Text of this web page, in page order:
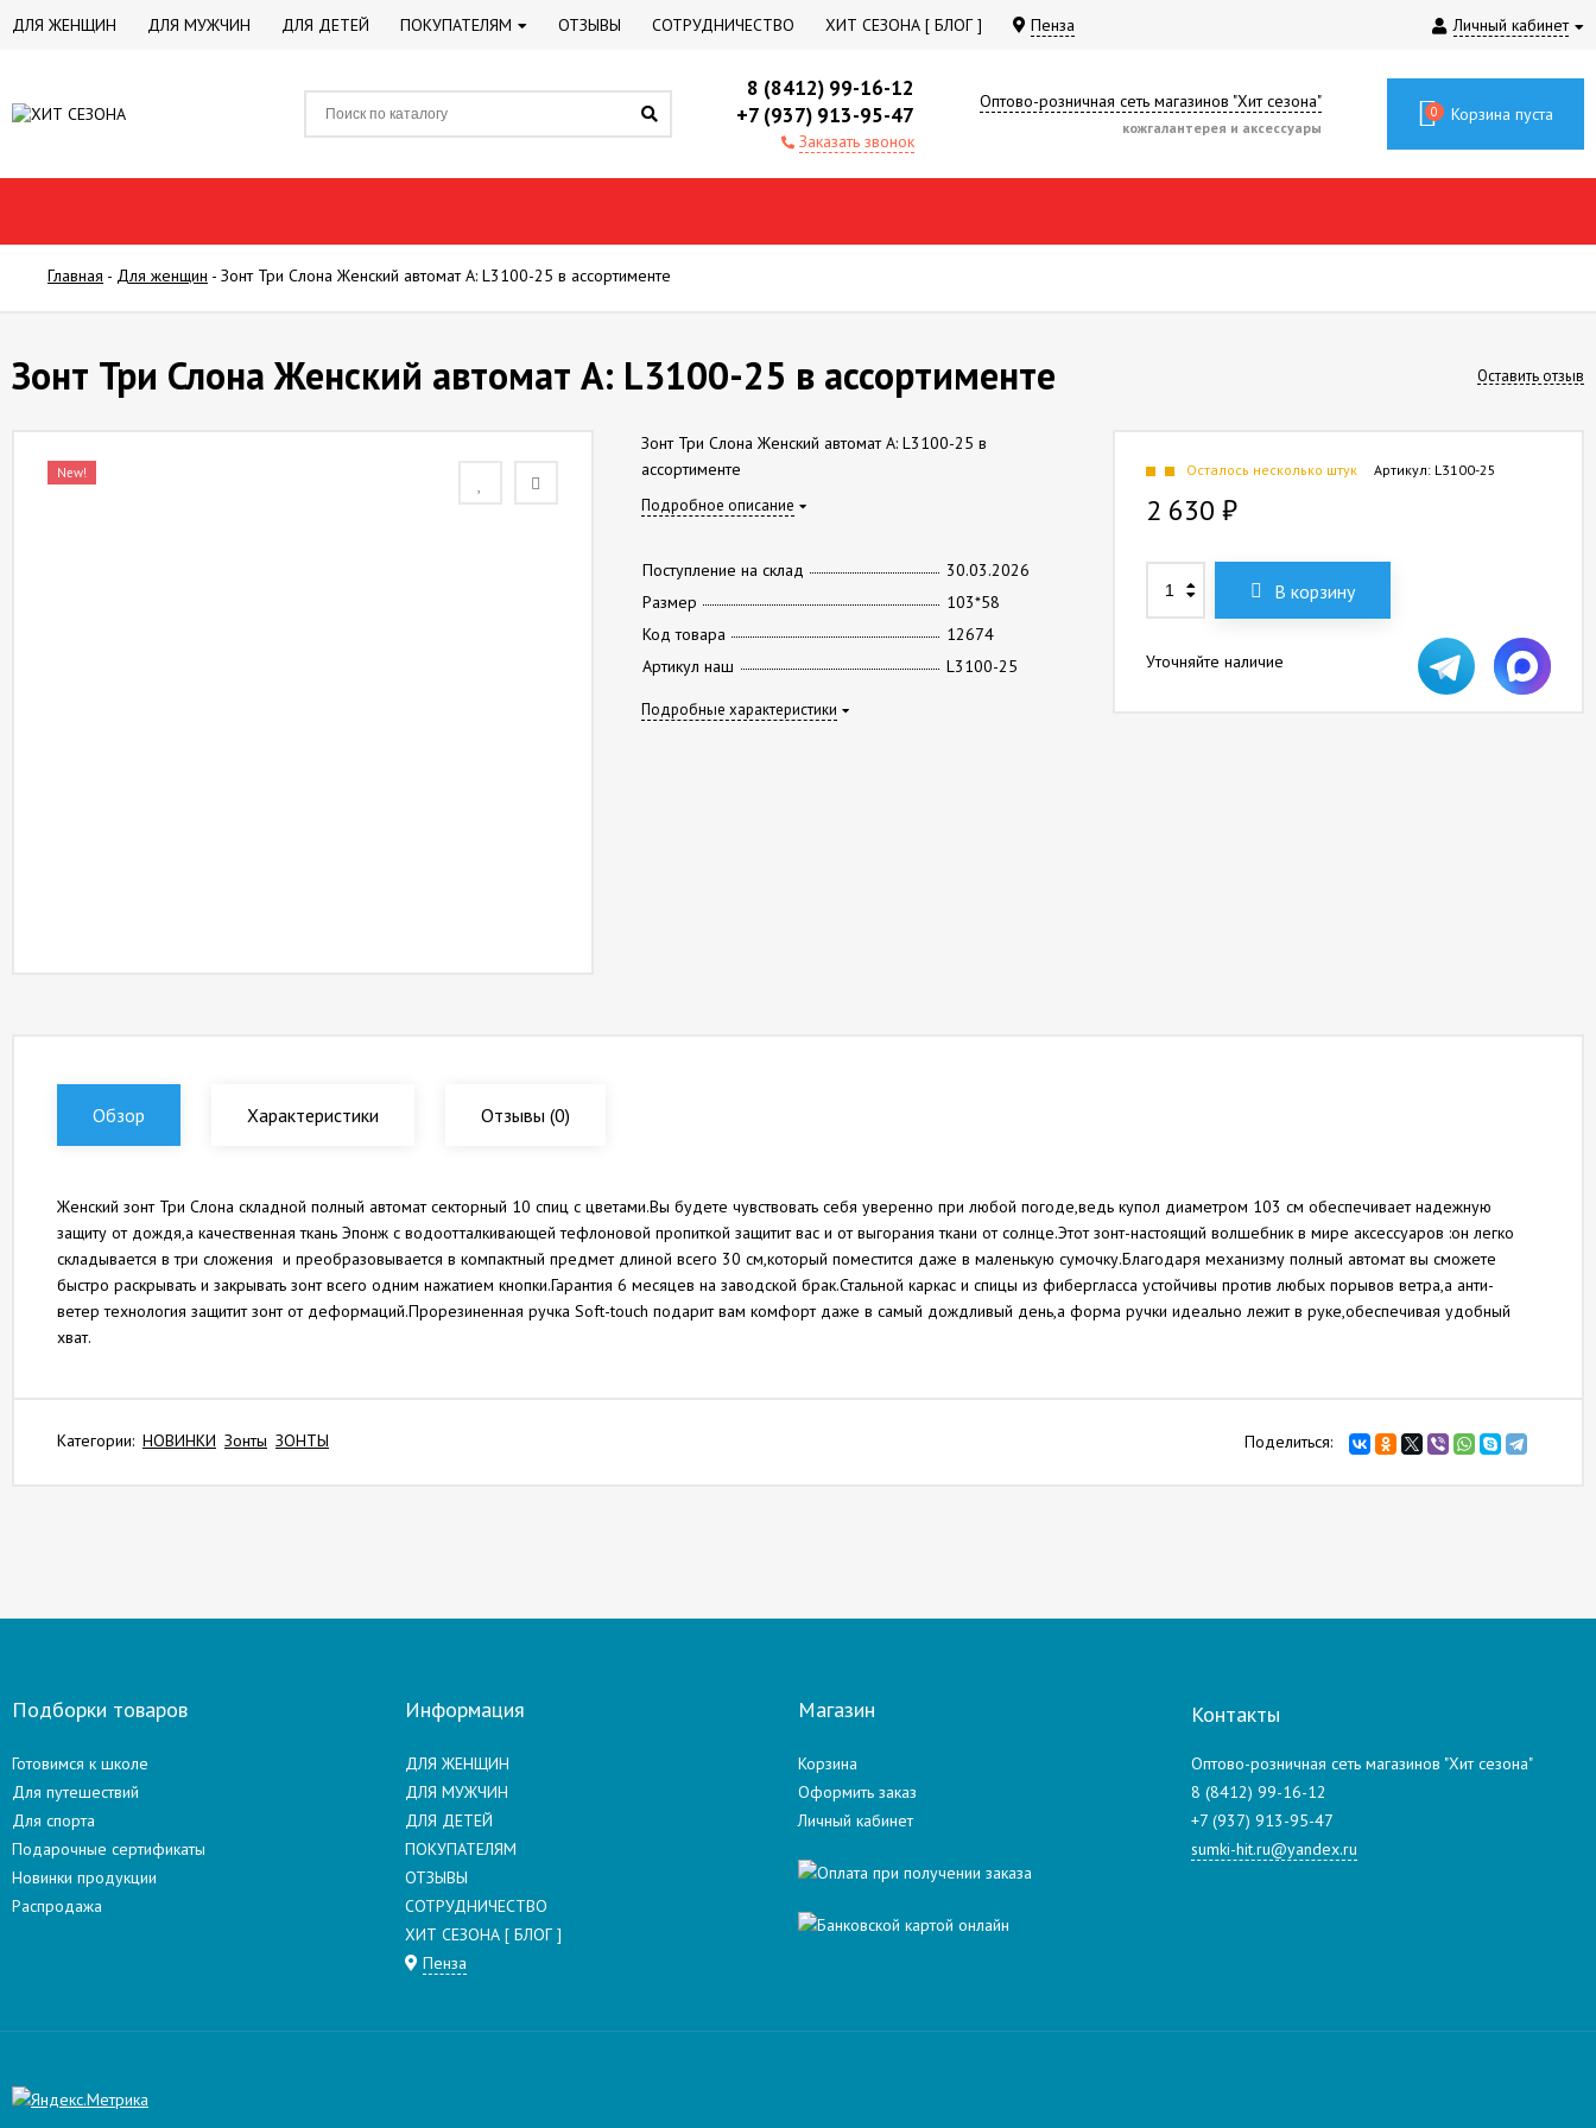
Личный кабинет
ДЛЯ ЖЕНЩИН ДЛЯ МУЖЧИН ДЛЯ ДЕТЕЙ ПОКУПАТЕЛЯМ ОТЗЫВЫ СОТРУДНИЧЕСТВО ХИТ СЕЗОНА [ БЛОГ ] Пенза
8 (8412) 99-16-12
+7 (937) 913-95-47
Заказать звонок
Оптово-розничная сеть магазинов "Хит сезона"
кожгалантерея и аксессуары
0 Корзина пуста
Главная - Для женщин - Зонт Три Слона Женский автомат А: L3100-25 в ассортименте
Зонт Три Слона Женский автомат А: L3100-25 в ассортименте Оставить отзыв
New!
Зонт Три Слона Женский автомат А: L3100-25 в
ассортименте
Подробное описание
Поступление на склад
30.03.2026
Размер
103*58
Код товара
12674
Артикул наш
L3100-25
Подробные характеристики
Артикул: L3100-25
Осталось несколько штук
2 630 ₽
В корзину
Уточняйте наличие
Обзор Характеристики Отзывы (0)
Женский зонт Три Слона складной полный автомат секторный 10 спиц с цветами.Вы будете чувствовать себя уверенно при любой погоде,ведь купол диаметром 103 см обеспечивает надежную
защиту от дождя,а качественная ткань Эпонж с водоотталкивающей тефлоновой пропиткой защитит вас и от выгорания ткани от солнце.Этот зонт-настоящий волшебник в мире аксессуаров :он легко
складывается в три сложения и преобразовывается в компактный предмет длиной всего 30 см,который поместится даже в маленькую сумочку.Благодаря механизму полный автомат вы сможете
быстро раскрывать и закрывать зонт всего одним нажатием кнопки.Гарантия 6 месяцев на заводской брак.Стальной каркас и спицы из фибергласса устойчивы против любых порывов ветра,а анти-
ветер технология защитит зонт от деформаций.Прорезиненная ручка Soft-touch подарит вам комфорт даже в самый дождливый день,а форма ручки идеально лежит в руке,обеспечивая удобный
хват.
Поделиться:
Категории: НОВИНКИ Зонты ЗОНТЫ
Подборки товаров
Готовимся к школе
Для путешествий
Для спорта
Подарочные сертификаты
Новинки продукции
Распродажа
Информация
ДЛЯ ЖЕНЩИН
ДЛЯ МУЖЧИН
ДЛЯ ДЕТЕЙ
ПОКУПАТЕЛЯМ
ОТЗЫВЫ
СОТРУДНИЧЕСТВО
ХИТ СЕЗОНА [ БЛОГ ]
Пенза
Магазин
Корзина
Оформить заказ
Личный кабинет
Контакты
Оптово-розничная сеть магазинов "Хит сезона"
8 (8412) 99-16-12
+7 (937) 913-95-47
sumki-hit.ru@yandex.ru